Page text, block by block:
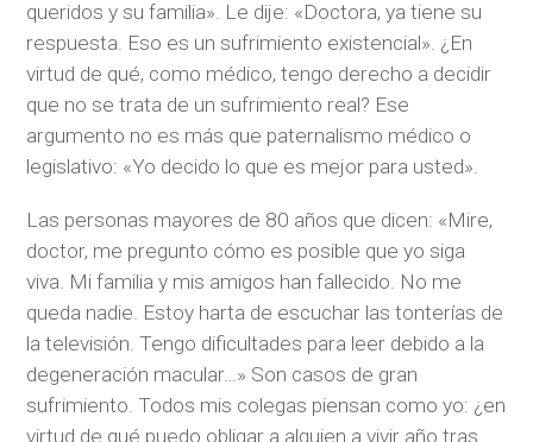
queridos y su familia». Le dije: «Doctora, ya tiene su
respuesta. Eso es un sufrimiento existencial». ¿En
virtud de qué, como médico, tengo derecho a decidir
que no se trata de un sufrimiento real? Ese
argumento no es más que paternalismo médico o
legislativo: «Yo decido lo que es mejor para usted».
Las personas mayores de 80 años que dicen: «Mire,
doctor, me pregunto cómo es posible que yo siga
viva. Mi familia y mis amigos han fallecido. No me
queda nadie. Estoy harta de escuchar las tonterías de
la televisión. Tengo dificultades para leer debido a la
degeneración macular…» Son casos de gran
sufrimiento. Todos mis colegas piensan como yo: ¿en
virtud de qué puedo obligar a alguien a vivir año tras